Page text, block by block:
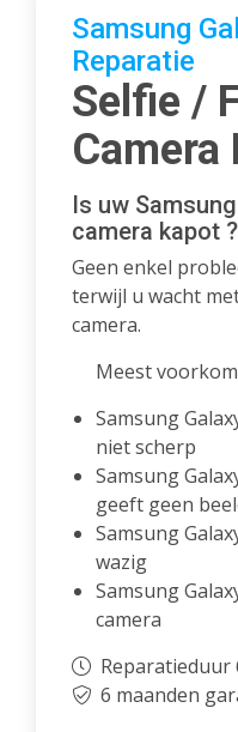
Samsung
Reparatie
Selfie /
Camera
Is uw
camera kapot ?
Geen enkel
terwijl u wacht
camera.
Meest
Samsung
niet scherp
Samsung
geeft geen
Samsung
wazig
Samsung
camera
Reparatieduur
6 maanden